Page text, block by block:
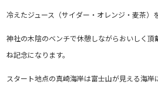
冷えたジュース（サイダー・オレンジ・麦茶）
神社の木陰のベンチで休憩しながらおいしく
ね記念になります。
スタート地点の真崎海岸は富士山が見える海岸